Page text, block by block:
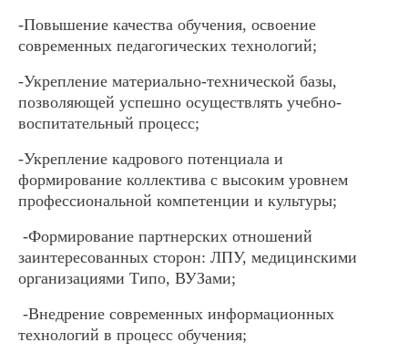
-Повышение качества обучения, освоение
современных педагогических технологий;
-Укрепление материально-технической базы,
позволяющей успешно осуществлять учебно-
воспитательный процесс;
-Укрепление кадрового потенциала и
формирование коллектива с высоким уровнем
профессиональной компетенции и культуры;
-Формирование партнерских отношений
заинтересованных сторон: ЛПУ, медицинскими
организациями Типо, ВУЗами;
-Внедрение современных информационных
технологий в процесс обучения;